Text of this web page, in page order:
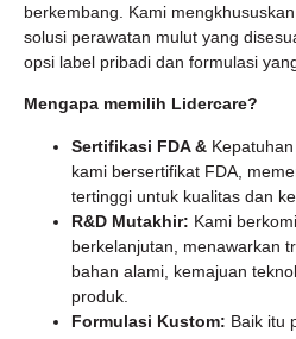
berkembang. Kami
solusi perawatan mulut yang
opsi label pribadi dan formulasi
Mengapa memilih Lidercare?
Sertifikasi FDA &
kami bersertifikat FDA,
tertinggi untuk kualitas dan
R&D Mutakhir: Kami
berkelanjutan, menawarkan
bahan alami, kemajuan
produk.
Formulasi Kustom: Baik itu